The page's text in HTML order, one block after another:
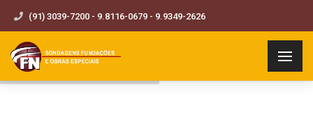
(91) 3039-7200 - 9.8116-0679 - 9.9349-2626